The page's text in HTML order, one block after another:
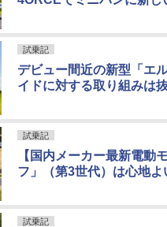
試乗記
デビュー間近の新型「エ
イドに対する取り組みは
試乗記
【国内メーカー最新電動
フ」（第3世代）は心地
試乗記